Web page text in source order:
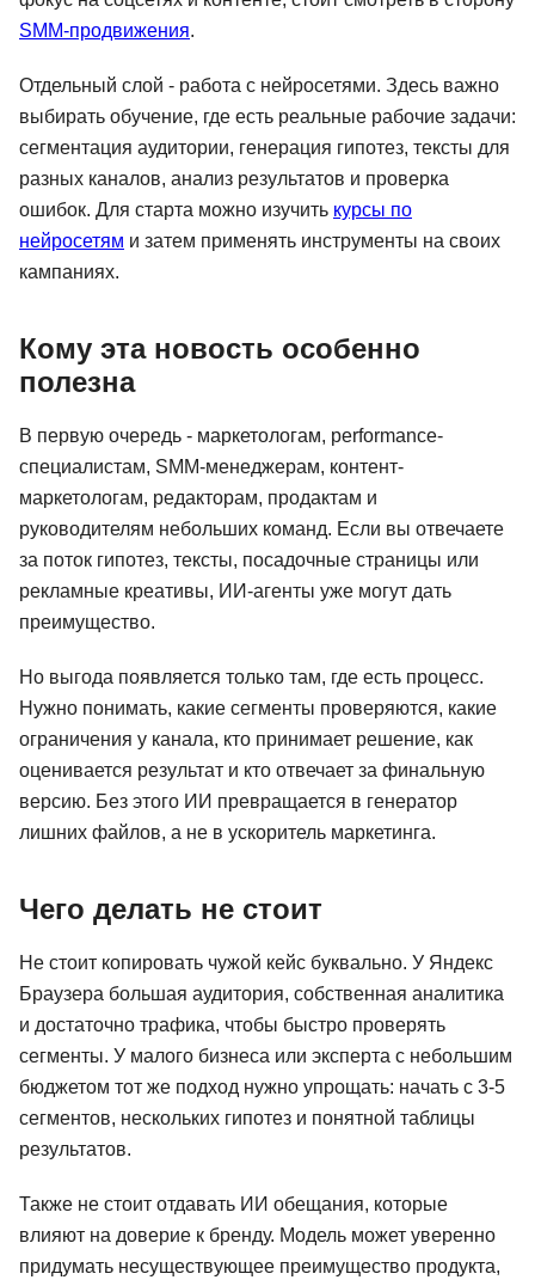
SMM-продвижения.
Отдельный слой - работа с нейросетями. Здесь важно
выбирать обучение, где есть реальные рабочие задачи:
сегментация аудитории, генерация гипотез, тексты для
разных каналов, анализ результатов и проверка
ошибок. Для старта можно изучить курсы по
нейросетям и затем применять инструменты на своих
кампаниях.
Кому эта новость особенно
полезна
В первую очередь - маркетологам, performance-
специалистам, SMM-менеджерам, контент-
маркетологам, редакторам, продактам и
руководителям небольших команд. Если вы отвечаете
за поток гипотез, тексты, посадочные страницы или
рекламные креативы, ИИ-агенты уже могут дать
преимущество.
Но выгода появляется только там, где есть процесс.
Нужно понимать, какие сегменты проверяются, какие
ограничения у канала, кто принимает решение, как
оценивается результат и кто отвечает за финальную
версию. Без этого ИИ превращается в генератор
лишних файлов, а не в ускоритель маркетинга.
Чего делать не стоит
Не стоит копировать чужой кейс буквально. У Яндекс
Браузера большая аудитория, собственная аналитика
и достаточно трафика, чтобы быстро проверять
сегменты. У малого бизнеса или эксперта с небольшим
бюджетом тот же подход нужно упрощать: начать с 3-5
сегментов, нескольких гипотез и понятной таблицы
результатов.
Также не стоит отдавать ИИ обещания, которые
влияют на доверие к бренду. Модель может уверенно
придумать несуществующее преимущество продукта,